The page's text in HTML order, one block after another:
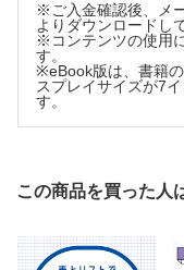
※ご入金確認後、メ
よりダウンロードし
※コンテンツの使用
す。
※eBook版は、書籍
スプレイサイズが7
す。
この商品を買った人